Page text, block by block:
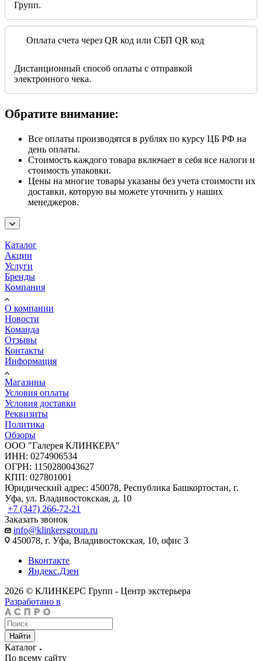
Групп.
Оплата счета через QR код или СБП QR код
Дистанционный способ оплаты с отправкой
электронного чека.
Обратите внимание:
Все оплаты производятся в рублях по курсу ЦБ РФ на
день оплаты.
Стоимость каждого товара включает в себя все налоги и
стоимость упаковки.
Цены на многие товары указаны без учета стоимости их
доставки, которую вы можете уточнить у наших
менеджеров.
Каталог
Акции
Услуги
Бренды
Компания
О компании
Новости
Команда
Отзывы
Контакты
Информация
Магазины
Условия оплаты
Условия доставки
Реквизиты
Политика
Обзоры
ООО "Галерея КЛИНКЕРА"
ИНН: 0274906534
ОГРН: 1150280043627
КПП: 027801001
Юридический адрес: 450078, Республика Башкортостан, г.
Уфа, ул. Владивостокская, д. 10
+7 (347) 266-72-21
Заказать звонок
info@klinkersgroup.ru
450078, г. Уфа, Владивостокская, 10, офис 3
Вконтакте
Яндекс.Дзен
2026 © КЛИНКЕРС Групп - Центр экстерьера
Разработано в
Найти
Каталог
По всему сайту